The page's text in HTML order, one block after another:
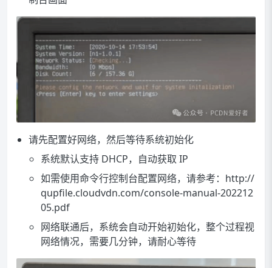
请先配置好网络，然后等待系统初始化
系统默认支持 DHCP，自动获取 IP
如需使用命令行控制台配置网络，请参考： http://
qupfile.cloudvdn.com/console-manual-202212
05.pdf
网络联通后，系统会自动开始初始化，整个过程视
网络情况，需要几分钟，请耐心等待